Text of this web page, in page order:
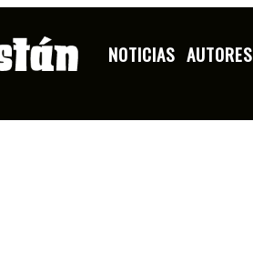
NOTICIAS AUTORES